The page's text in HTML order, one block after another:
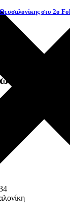
στο 2ο